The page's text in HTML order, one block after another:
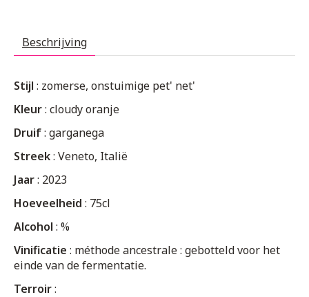
Beschrijving
Stijl : zomerse, onstuimige pet' net'
Kleur: cloudy oranje
Druif: garganega
Streek: Veneto, Italië
Jaar: 2023
Hoeveelheid : 75cl
Alcohol : %
Vinificatie : méthode ancestrale : gebotteld voor het
einde van de fermentatie.
Terroir: